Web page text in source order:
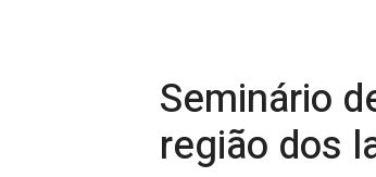
Seminário
região dos